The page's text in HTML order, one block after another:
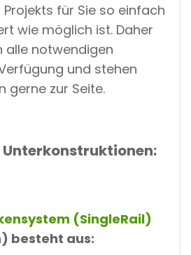
für Sie so einfach
wie möglich ist. Daher
alle notwendigen
und stehen
gerne zur Seite.
Unterkonstruktionen:
(SingleRail)
besteht aus: